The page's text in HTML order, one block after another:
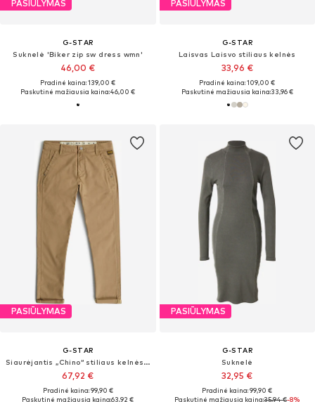
PASIŪLYMAS
G-STAR
Suknelė 'Biker zip sw dress wmn'
46,00 €
Pradinė kaina: 139,00 €
Paskutinė mažiausia kaina:46,00 €
PASIŪLYMAS
G-STAR
Laisvas Laisvo stiliaus kelnės
33,96 €
Pradinė kaina: 109,00 €
Paskutinė mažiausia kaina:33,96 €
PASIŪLYMAS
G-STAR
Siaurėjantis „Chino“ stiliaus kelnės 'Kate'
67,92 €
Pradinė kaina: 99,90 €
Paskutinė mažiausia kaina:63,92 €
PASIŪLYMAS
G-STAR
Suknelė
32,95 €
Pradinė kaina: 99,90 €
Paskutinė mažiausia kaina:35,94 €-8%